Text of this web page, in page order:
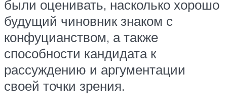
были оценивать, насколько хорошо
будущий чиновник знаком с
конфуцианством, а также
способности кандидата к
рассуждению и аргументации
своей точки зрения.